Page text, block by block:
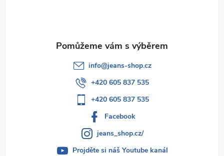
info@jeans-shop.cz
+420 605 837 535
+420 605 837 535
Facebook
jeans_shop.cz/
Projděte si náš Youtube kanál